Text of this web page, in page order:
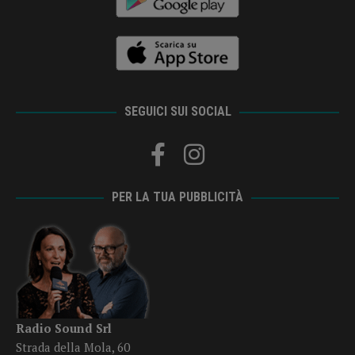
SEGUICI SUI SOCIAL
PER LA TUA PUBBLICITÀ
Radio Sound Srl
Strada della Mola, 60